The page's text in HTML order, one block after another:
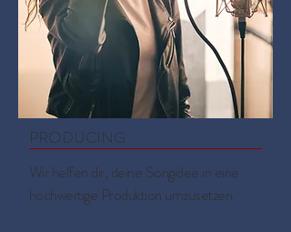
PRODUCING
Wir helfen dir, deine Songidee in eine
hochwertige Produktion umzusetzen.